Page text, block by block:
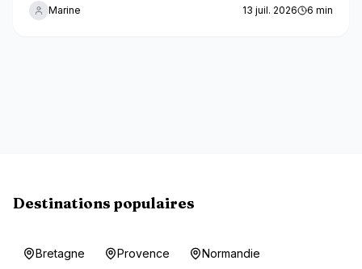
baignade du barrage de Bimont — voici comment
Marine 13 juil. 2026 6 min
Destinations populaires
Bretagne Provence
Normandie